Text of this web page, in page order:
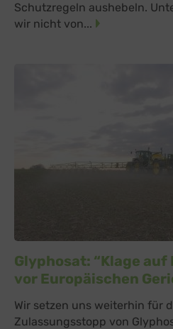
Schutzregeln aushebeln.
wir nicht von...
Glyphosat: “Klage
vor Europäischen
Wir setzen uns weiterhin für
Zulassungsstopp von